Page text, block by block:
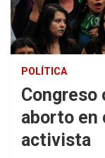
POLÍTICA
Congreso
aborto en
activista